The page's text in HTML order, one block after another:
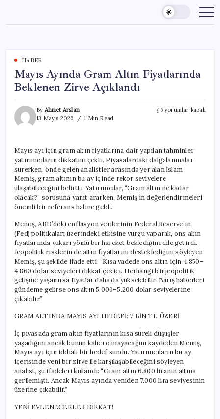
content
HABER
Mayıs Ayında Gram Altın Fiyatlarında
Beklenen Zirve Açıklandı
By Ahmet Arslan
13 Mayıs 2026
1 Min Read
Mayıs
Beklenen
Zirve
Açıklandı
için
yorumlar kapalı
Mayıs ayı için gram altın fiyatlarına dair yapılan tahminler
yatırımcıların dikkatini çekti. Piyasalardaki dalgalanmalar
sürerken, önde gelen analistler arasında yer alan İslam
Memiş, gram altının bu ay içinde rekor seviyelere
ulaşabileceğini belirtti. Yatırımcılar, “Gram altın ne kadar
olacak?” sorusuna yanıt ararken, Memiş’in değerlendirmeleri
önemli bir referans haline geldi.
Memiş, ABD’deki enflasyon verilerinin Federal Reserve’in
(Fed) politikaları üzerindeki etkisine vurgu yaparak, ons altın
fiyatlarında yukarı yönlü bir hareket beklediğini dile getirdi.
Jeopolitik risklerin de altın fiyatlarını desteklediğini söyleyen
Memiş, şu şekilde ifade etti: “Kısa vadede ons altın için 4.850–
4.860 dolar seviyeleri dikkat çekici. Herhangi bir jeopolitik
gelişme yaşanırsa fiyatlar daha da yükselebilir. Barış haberleri
gündeme gelirse ons altın 5.000–5.200 dolar seviyelerine
çıkabilir.”
GRAM ALTINDA MAYIS AYI HEDEFİ: 7 BİN TL ÜZERİ
İç piyasada gram altın fiyatlarının kısa süreli düşüşler
yaşadığını ancak bunun kalıcı olmayacağını kaydeden Memiş,
Mayıs ayı için iddialı bir hedef sundu. Yatırımcıların bu ay
içerisinde yeni bir zirve ile karşılaşabileceğini söyleyen
analist, şu ifadeleri kullandı: “Gram altın 6.800 liranın altına
gerilemişti. Ancak Mayıs ayında yeniden 7.000 lira seviyesinin
üzerine çıkabilir.”
YENİ EVLENECEKLER DİKKAT!